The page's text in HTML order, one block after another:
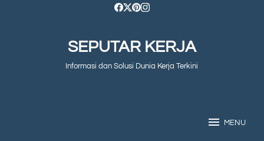
SEPUTAR KERJA
Informasi dan Solusi Dunia Kerja Terkini
MENU